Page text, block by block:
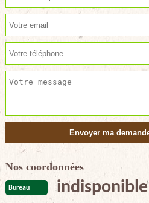
Nos coordonnées
Bureau indisponible